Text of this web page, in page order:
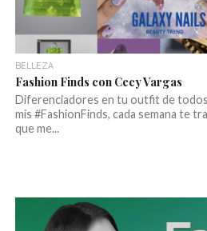
BELLEZA
Fashion Finds con Cecy Vargas
Diferenciadores en tu outfit de
mis #FashionFinds, cada semana te
que me...